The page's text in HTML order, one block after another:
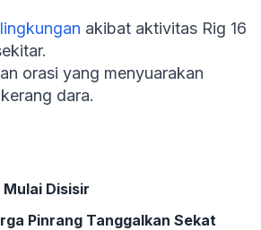
akibat aktivitas Rig 16
orasi yang menyuarakan
dara.
Disisir
Pinrang Tanggalkan Sekat